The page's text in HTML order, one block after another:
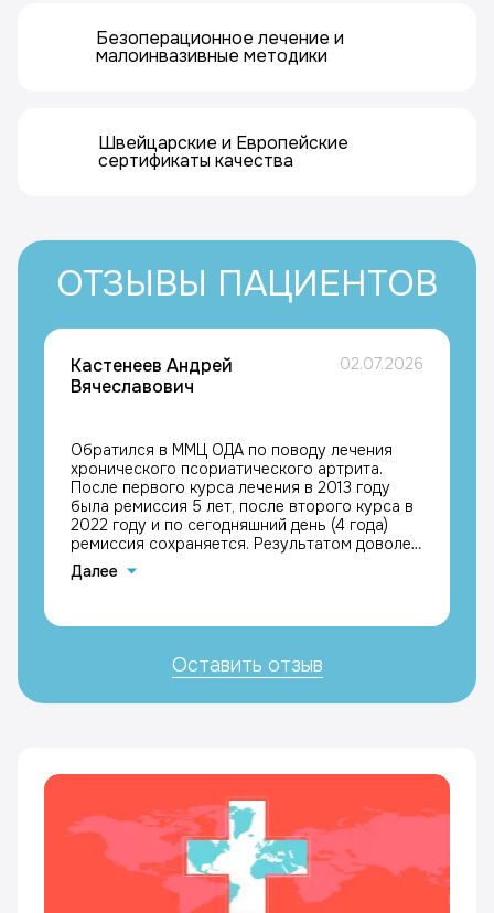
Безоперационное лечение и
малоинвазивные методики
Швейцарские и Европейские
сертификаты качества
ОТЗЫВЫ ПАЦИЕНТОВ
Кастенеев Андрей
Вячеславович
02.07.2026
Обратился в ММЦ ОДА по поводу лечения
хронического псориатического артрита.
После первого курса лечения в 2013 году
была ремиссия 5 лет, после второго курса в
2022 году и по сегодняшний день (4 года)
ремиссия сохраняется. Результатом доволен,
с благодарностью к лечащим врачам
Каримовой Галине Мазгаровне и Кравчику
Далее
Оставить отзыв